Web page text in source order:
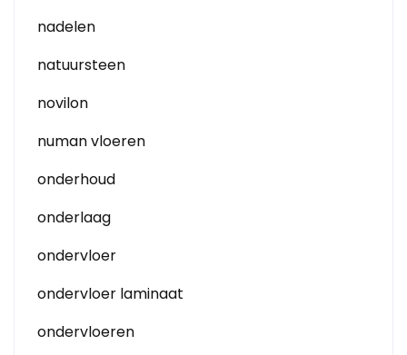
nadelen
natuursteen
novilon
numan vloeren
onderhoud
onderlaag
ondervloer
ondervloer laminaat
ondervloeren